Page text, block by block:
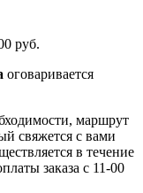
руб.
оговаривается
маршрут
свяжется с вами
в течение
заказа с 11-00